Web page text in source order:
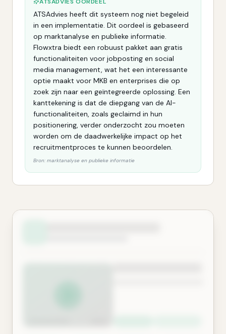
ATSAdvies heeft dit systeem nog niet begeleid
in een implementatie. Dit oordeel is gebaseerd
op marktanalyse en publieke informatie.
Flowxtra biedt een robuust pakket aan gratis
functionaliteiten voor jobposting en social
media management, wat het een interessante
optie maakt voor MKB en enterprises die op
zoek zijn naar een geïntegreerde oplossing. Een
kanttekening is dat de diepgang van de AI-
functionaliteiten, zoals geclaimd in hun
positionering, verder onderzocht zou moeten
worden om de daadwerkelijke impact op het
recruitmentproces te kunnen beoordelen.
Bron: marktanalyse en publieke informatie